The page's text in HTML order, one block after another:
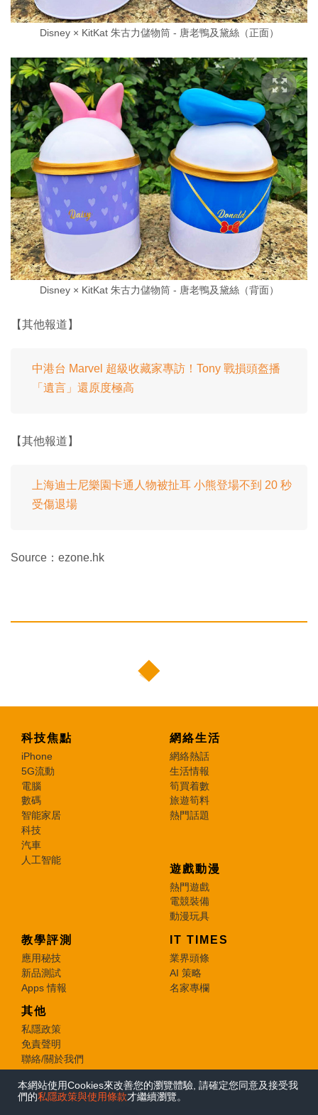
Disney × KitKat 朱古力儲物筒 - 唐老鴨及黛絲（正面）
Disney × KitKat 朱古力儲物筒 - 唐老鴨及黛絲（背面）
【其他報道】
中港台 Marvel 超級收藏家專訪！Tony 戰損頭盔播
「遺言」還原度極高
【其他報道】
上海迪士尼樂園卡通人物被扯耳 小熊登場不到 20 秒
受傷退場
Source：ezone.hk
科技焦點
iPhone
5G流動
電腦
數碼
智能家居
科技
汽車
人工智能
網絡生活
網絡熱話
生活情報
筍買着數
旅遊筍料
熱門話題
遊戲動漫
熱門遊戲
電競裝備
動漫玩具
教學評測
應用秘技
新品測試
Apps 情報
IT TIMES
業界頭條
AI 策略
名家專欄
其他
私隱政策
免責聲明
聯絡/關於我們
© 2026 e-zone. All Rights Reserved.
本網站使用Cookies來改善您的瀏覽體驗, 請確定您同意及接受我
們的私隱政策與使用條款才繼續瀏覽。